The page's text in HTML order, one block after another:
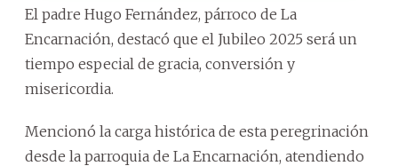
El padre Hugo Fernández, párroco de La
Encarnación, destacó que el Jubileo 2025 será un
tiempo especial de gracia, conversión y
misericordia.
Mencionó la carga histórica de esta peregrinación
desde la parroquia de La Encarnación, atendiendo